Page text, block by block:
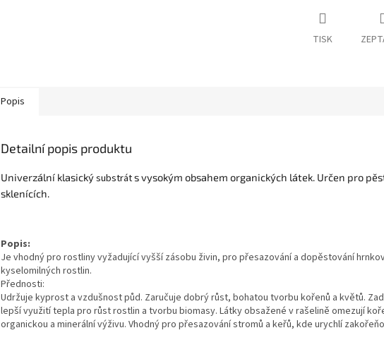
TISK
Popis
Detailní popis produktu
Univerzální klasickýsubstráts vysokým obsahem organických látek. Určen pro
sklenících.
Popis:
Je vhodný pro rostliny vyžadující vyšší zásobu živin, pro přesazování a dopěstování
kyselomilných rostlin.
Přednosti:
Udržuje kyprost a vzdušnost půd. Zaručuje dobrý růst, bohatou tvorbu kořenů a květů.
lepší využití tepla pro růst rostlin a tvorbu biomasy. Látky obsažené v rašelině omezují
organickou a minerální výživu. Vhodný pro přesazování stromů a keřů, kde urychlí